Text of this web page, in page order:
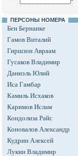
ПЕРСОНЫ НОМЕРА
Бен Бернанке
Гамов Виталий
Гиршзон Авраам
Гусаков Владимир
Даниэль Юлий
Иса Гамбар
Камиль Исхаков
Каримов Ислам
Кондолиза Райс
Коновалов Александр
Кудрин Алексей
Лукин Владимир